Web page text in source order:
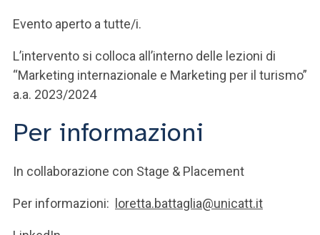
Evento aperto a tutte/i.
L’intervento si colloca all’interno delle lezioni di
“Marketing internazionale e Marketing per il turismo”
a.a. 2023/2024
Per informazioni
In collaborazione con Stage & Placement
Per informazioni: loretta.battaglia@unicatt.it